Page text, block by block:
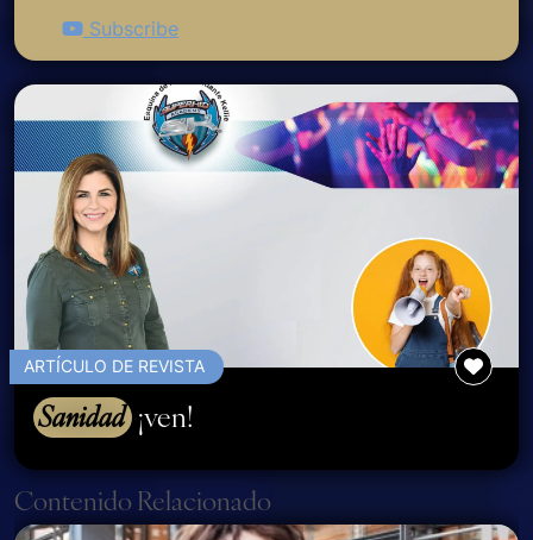
Subscribe
ARTÍCULO DE REVISTA
Sanidad ¡ven!
Contenido Relacionado